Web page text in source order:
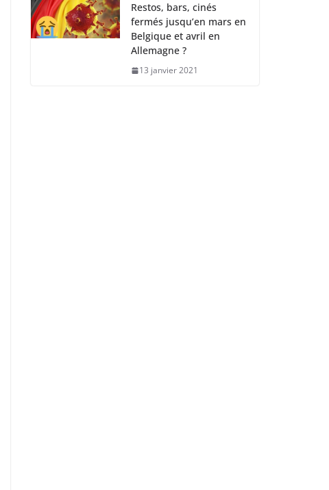
Restos, bars, cinés
fermés jusqu’en mars en
Belgique et avril en
Allemagne ?
13 janvier 2021